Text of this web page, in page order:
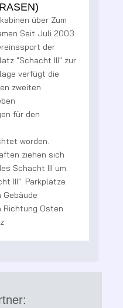
über Zum
Seit Juli 2003
der
"Schacht III" zur
verfügt die
zweiten
für den
worden.
ziehen sich
Schacht III um.
III". Parkplätze
Richtung Osten